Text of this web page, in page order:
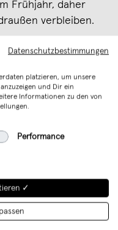
Frühjahr, daher
verbleiben.
Kauf junges
Datenschutzbestimmungen
platzieren, um unsere
und Dir ein
Informationen zu den von
Performance
✓